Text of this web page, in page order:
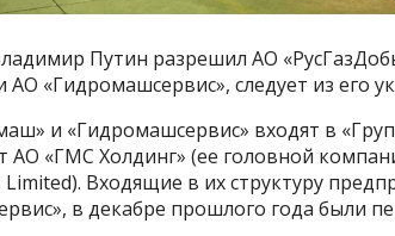
Путин разрешил АО
«Гидромашсервис», следует из его
и «Гидромашсервис» входят в
АО «ГМС Холдинг» (ее головной
Входящие в их структуру
в декабре прошлого года были